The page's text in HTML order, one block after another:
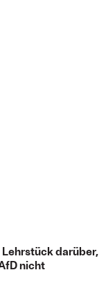
darüber,
nicht